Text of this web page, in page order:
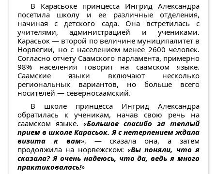
В Карасьоке принцесса Ингрид Александра
посетила школу и ее различные отделения,
начиная с детского сада. Она встретилась с
учителями, администрацией и учениками.
Карасьок — второй по величине муниципалитет в
Норвегии, но с населением менее 2600 человек.
Согласно отчету Саамского парламента, примерно
98% населения говорит на саамском языке.
Саамские языки включают несколько
региональных вариантов, но больше всего
носителей — северносаамский.
В школе принцесса Ингрид Александра
обратилась к ученикам, начав свою речь на
саамском языке. «Большое спасибо за теплый
прием в школе Карасьок. Я с нетерпением ждала
визита к вам», — сказала она, а затем
продолжила на норвежском: «Вы поняли, что я
сказала? Я очень надеюсь, что да, ведь я много
практиковалась!»